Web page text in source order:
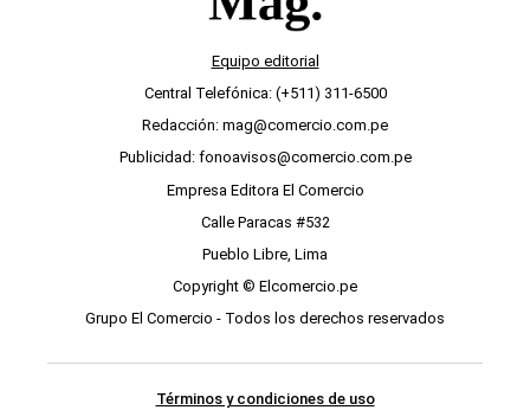
Equipo editorial
Central Telefónica: (+511) 311-6500
Redacción: mag@comercio.com.pe
Publicidad: fonoavisos@comercio.com.pe
Empresa Editora El Comercio
Calle Paracas #532
Pueblo Libre, Lima
Copyright © Elcomercio.pe
Grupo El Comercio - Todos los derechos reservados
Términos y condiciones de uso